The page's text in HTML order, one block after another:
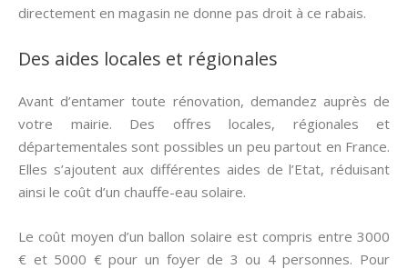
directement en magasin ne donne pas droit à ce rabais.
Des aides locales et régionales
Avant d’entamer toute rénovation, demandez auprès de
votre mairie. Des offres locales, régionales et
départementales sont possibles un peu partout en France.
Elles s’ajoutent aux différentes aides de l’Etat, réduisant
ainsi le coût d’un chauffe-eau solaire.
Le coût moyen d’un ballon solaire est compris entre 3000
€ et 5000 € pour un foyer de 3 ou 4 personnes. Pour